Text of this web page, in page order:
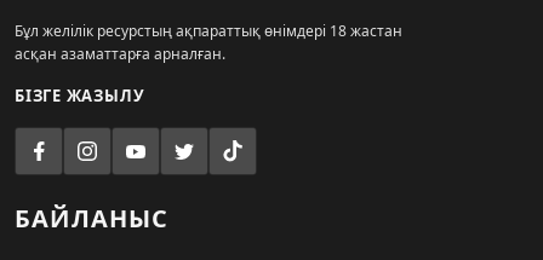
Бұл желілік ресурстың ақпараттық өнімдері 18 жастан
асқан азаматтарға арналған.
БІЗГЕ ЖАЗЫЛУ
БАЙЛАНЫС